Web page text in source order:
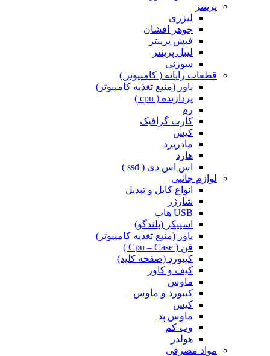
پرینتر
لیزری
جوهر افشان
فیش پرینتر
لیبل پرینتر
سوزنی
قطعات رایانه ( کامپیوتر )
پاور (منبع تغذیه کامپیوتر)
پردازنده ( cpu )
رم
کارت گرافیک
کیس
مادربرد
هارد
اس اس دی ( ssd )
لوازم جانبی
انواع کابل و تبدیل
شارژر
USB هاب
اسپیکر (بلندگو)
پاور (منبع تغذیه کامپیوتر)
فن ( Cpu – Case )
کیبورد (صفحه کلید)
کیف و کاور
ماوس
کیبورد و ماوس
کیس
ماوس پد
وب کم
هولدر
مواد مصرفی